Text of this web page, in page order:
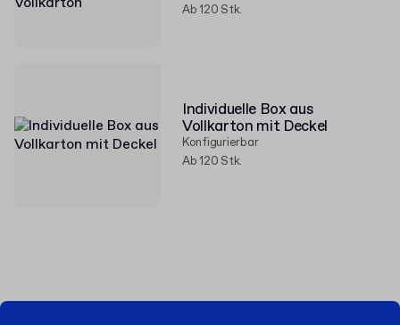
Ab 120 Stk.
Individuelle Box aus
Vollkarton mit Deckel
Konfigurierbar
Ab 120 Stk.